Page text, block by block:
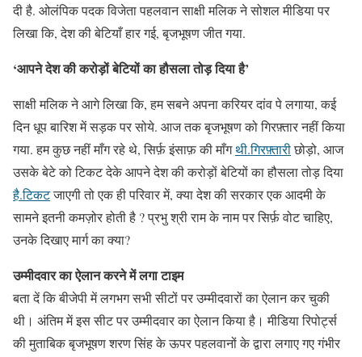
दी है. ओलंपिक पदक विजेता पहलवान साक्षी मलिक ने सोशल मीडिया पर
लिखा कि, देश की बेटियाँ हार गई, बृजभूषण जीत गया.
‘आपने देश की करोड़ों बेटियों का हौसला तोड़ दिया है’
साक्षी मलिक ने आगे लिखा कि, हम सबने अपना करियर दांव पे लगाया, कई
दिन धूप बारिश में सड़क पर सोये. आज तक बृजभूषण को गिरफ़्तार नहीं किया
गया. हम कुछ नहीं माँग रहे थे, सिर्फ़ इंसाफ़ की माँगथी.गिरफ़्तारीछोड़ो, आज
उसके बेटे को टिकट देके आपने देश की करोड़ों बेटियों का हौसला तोड़ दिया
है.टिकटजाएगी तो एक ही परिवार में, क्या देश की सरकार एक आदमी के
सामने इतनी कमज़ोर होती है ? प्रभु श्री राम के नाम पर सिर्फ़ वोट चाहिए,
उनके दिखाए मार्ग का क्या?
उम्मीदवार का ऐलान करने में लगा टाइम
बता दें कि बीजेपी में लगभग सभी सीटों पर उम्मीदवारों का ऐलान कर चुकी
थी। अंतिम में इस सीट पर उम्मीदवार का ऐलान किया है। मीडिया रिपोर्ट्स
की मुताबिक बृजभूषण शरण सिंह के ऊपर पहलवानों के द्वारा लगाए गए गंभीर